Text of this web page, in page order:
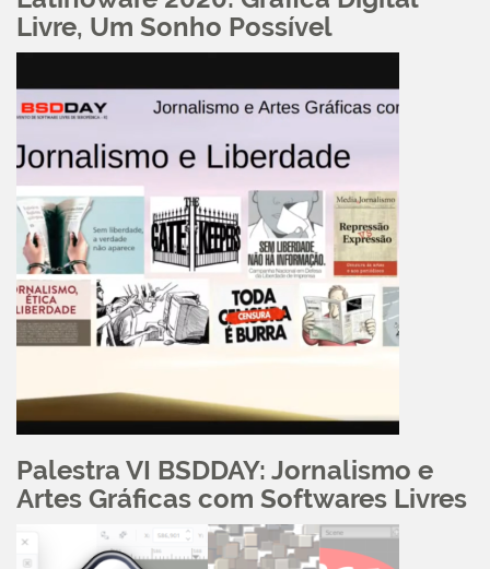
Livre, Um Sonho Possível
Palestra VI BSDDAY: Jornalismo e
Artes Gráficas com Softwares Livres